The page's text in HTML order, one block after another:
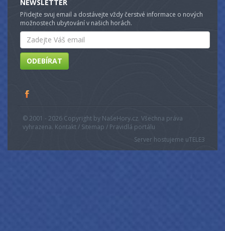
NEWSLETTER
Přidejte svuj email a dostávejte vždy čerstvé informace o nových
možnostech ubytování v našich horách.
Email
ODEBÍRAT
© 2001 - 2026 Copyright by NašeHory.cz. Všechna práva
vyhrazena. Kontakt / Sitemap / Pravidlá portálu
Server hostujeme uTELE3